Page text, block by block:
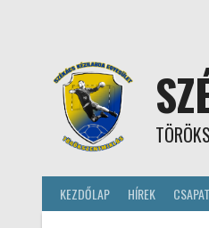
KEZDŐLAP HÍREK